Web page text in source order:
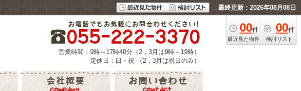
最終更新：2026年08月08日
00件
最近見た物件
00件
検討リスト
営業時間：9時～17時40分（2，3月は9時～19時）
定休日：日・祝 （2，3月は祝日のみ）